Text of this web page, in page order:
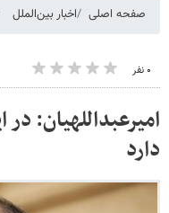
صفحه اصلی اخبار بین‌الملل
۰ نفر
امیرعبداللهیان:
دارد